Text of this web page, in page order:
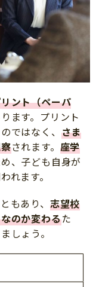
ント（ペーパ
ます。プリント
ではなく、 さま
されます。 座学
、子ども自身が
れます。
もあり、 志望校
のか変わるた
しょう。